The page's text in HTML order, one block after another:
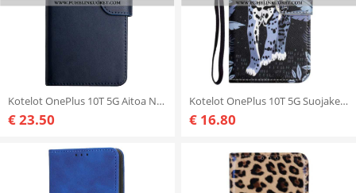
Kotelot OnePlus 10T 5G Aitoa Nappan Nahkaa
€ 23.50
Kotelot OnePlus 10T 5G Suojaketju Kuori Strappy Leopard
€ 16.80